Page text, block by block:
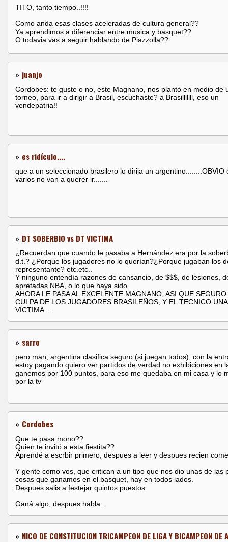
TITO, tanto tiempo..!!!!
Como anda esas clases aceleradas de cultura general??
Ya aprendimos a diferenciar entre musica y basquet??
O todavia vas a seguir hablando de Piazzolla??
» juanjo
Cordobes: te guste o no, este Magnano, nos plantó en medio de
torneo, para ir a dirigir a Brasil, escuchaste? a Brasilllllll, eso un
vendepatria!!
» es ridículo....
que a un seleccionado brasilero lo dirija un argentino........OBVIO
varios no van a querer ir.......
» DT SOBERBIO vs DT VICTIMA
¿Recuerdan que cuando le pasaba a Hernández era por la
d.t.? ¿Porque los jugadores no lo querían?¿Porque jugaban los
representante? etc.etc..
Y ninguno entendía razones de cansancio, de $$$, de lesiones,
apretadas NBA, o lo que haya sido.
AHORA LE PASA AL EXCELENTE MAGNANO, ASI QUE SEGURO
CULPA DE LOS JUGADORES BRASILEÑOS, Y EL TECNICO UNA
VICTIMA....
» sarro
pero man, argentina clasifica seguro (si juegan todos), con la
estoy pagando quiero ver partidos de verdad no exhibiciones en
ganemos por 100 puntos, para eso me quedaba en mi casa y lo
por la tv
» Cordobes
Que te pasa mono??
Quien te invitó a esta fiestita??
Aprendé a escrbir primero, despues a leer y despues recien
Y gente como vos, que critican a un tipo que nos dio unas de las
cosas que ganamos en el basquet, hay en todos lados.
Despues salis a festejar quintos puestos.
Ganá algo, despues habla..
» NICO DE CONSTITUCION TRICAMPEON DE LIGA Y BICAMPEON DE